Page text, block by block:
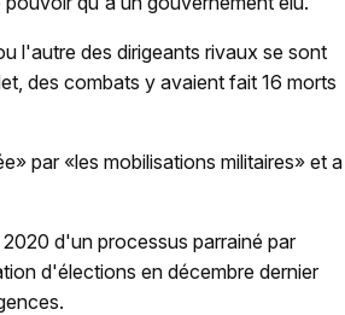
l'autre des dirigeants rivaux se sont
des combats y avaient fait 16 morts
par «les mobilisations militaires» et a
d'un processus parrainé par
d'élections en décembre dernier